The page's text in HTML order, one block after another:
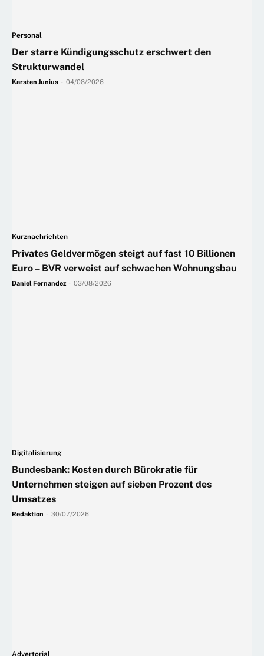
Personal
Der starre Kündigungsschutz erschwert den
Strukturwandel
Karsten Junius 04/08/2026
Kurznachrichten
Privates Geldvermögen steigt auf fast 10 Billionen
Euro – BVR verweist auf schwachen Wohnungsbau
Daniel Fernandez 03/08/2026
Digitalisierung
Bundesbank: Kosten durch Bürokratie für
Unternehmen steigen auf sieben Prozent des
Umsatzes
Redaktion 30/07/2026
Advertorial